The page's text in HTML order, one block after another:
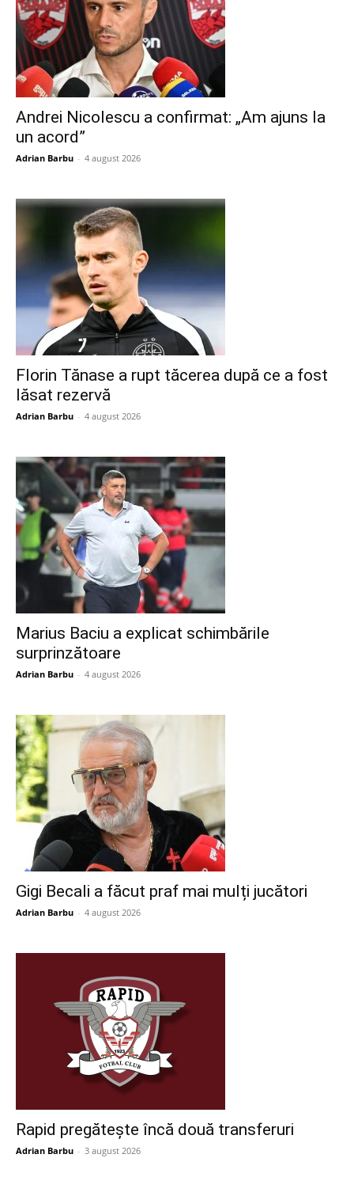
Andrei Nicolescu a confirmat: „Am ajuns la
un acord”
Adrian Barbu - 4 august 2026
Florin Tănase a rupt tăcerea după ce a fost
lăsat rezervă
Adrian Barbu - 4 august 2026
Marius Baciu a explicat schimbările
surprinzătoare
Adrian Barbu - 4 august 2026
Gigi Becali a făcut praf mai mulți jucători
Adrian Barbu - 4 august 2026
Rapid pregătește încă două transferuri
Adrian Barbu - 3 august 2026